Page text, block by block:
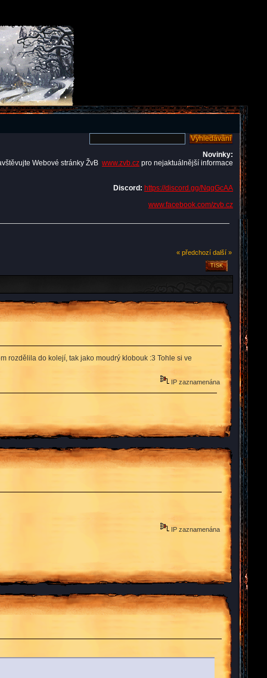
Novinky:
Webové stránky ŽvB www.zvb.cz pro nejaktuálnější informace
Discord: https://discord.gg/NqqGcAA
www.facebook.com/zvb.cz
« předchozí další »
TISK
rozdělila do kolejí, tak jako moudrý klobouk :3 Tohle si ve
IP zaznamenána
IP zaznamenána